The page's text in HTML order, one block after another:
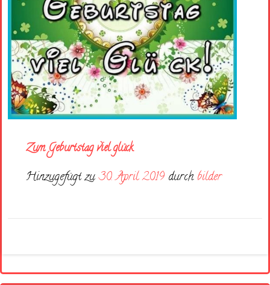
Zum Geburtstag viel glück
Hinzugefügt zu30. April 2019 durch bilder